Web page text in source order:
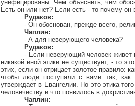
унифицированы. Чем объяснить, чем
Есть он или нет? Если есть - то почему он
Рудаков:
- Он обоснован, прежде всего,
Чаплин:
- А для неверующего человека?
Рудаков:
- Если неверующий человек живет
никакой иной этики не существует, - то
этих, если он отрицает золотое правило:
чтобы люди поступали с вами так, как
утверждает в Евангелии. Но это этика
человечеству и что появилось в
Чаплин: